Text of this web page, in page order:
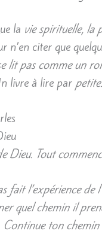
la vie spirituelle, la
n’en citer que
lit pas comme un
livre à lire par
Dieu. Tout
fait l’expérience
quel chemin il
Continue ton